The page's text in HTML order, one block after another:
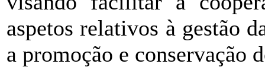
aspetos relativos à gestão
a promoção e conservação